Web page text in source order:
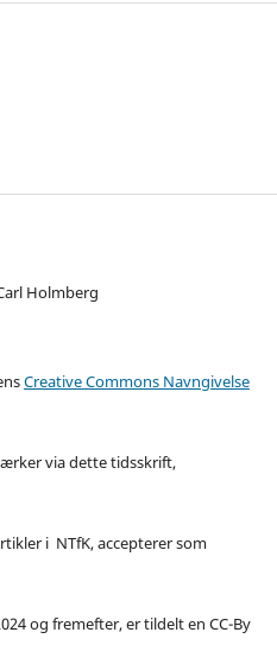
Holmberg
Creative Commons Navngivelse
via dette tidsskrift,
i NTfK, accepterer som
og fremefter, er tildelt en CC-By